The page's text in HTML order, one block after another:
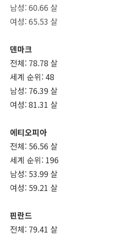
남성: 60.66 살
여성: 65.53 살
덴마크
전체: 78.78 살
세계 순위: 48
남성: 76.39 살
여성: 81.31 살
에티오피아
전체: 56.56 살
세계 순위: 196
남성: 53.99 살
여성: 59.21 살
핀란드
전체: 79.41 살